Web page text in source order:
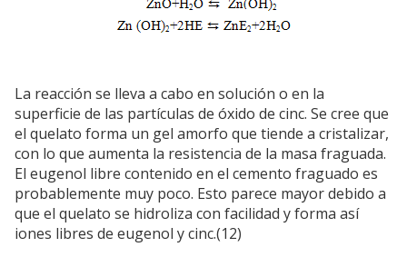
La reacción se lleva a cabo en solución o en la
superficie de las partículas de óxido de cinc. Se cree que
el quelato forma un gel amorfo que tiende a cristalizar,
con lo que aumenta la resistencia de la masa fraguada.
El eugenol libre contenido en el cemento fraguado es
probablemente muy poco. Esto parece mayor debido a
que el quelato se hidroliza con facilidad y forma así
iones libres de eugenol y cinc.(12)